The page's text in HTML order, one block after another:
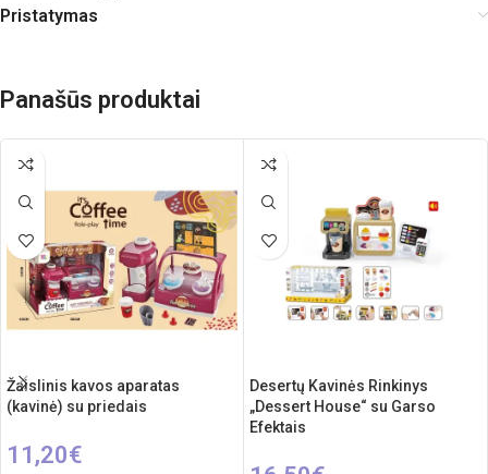
Pristatymas
Panašūs produktai
Žaislinis kavos aparatas
(kavinė) su priedais
11,20€
Desertų Kavinės Rinkinys
„Dessert House“ su Garso
Efektais